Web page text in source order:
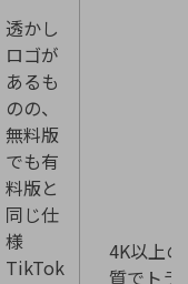
透かし
ロゴが
あるも
のの、
無料版
でも有
料版と
同じ仕
様
TikTok
4K以上
質でトラ